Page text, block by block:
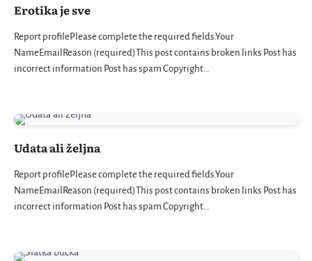
Erotika je sve
Report profilePlease complete the required fields.Your
NameEmailReason (required)This post contains broken links Post has
incorrect information Post has spam Copyright…
Udata ali željna
Report profilePlease complete the required fields.Your
NameEmailReason (required)This post contains broken links Post has
incorrect information Post has spam Copyright…